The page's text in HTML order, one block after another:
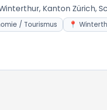
Kanton Zürich,
/ Tourismus 📍